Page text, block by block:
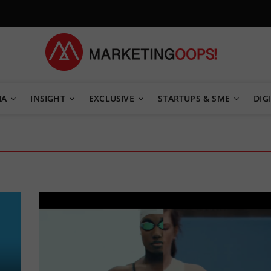
INSIGHT EXCLUSIVE STARTUPS & SME